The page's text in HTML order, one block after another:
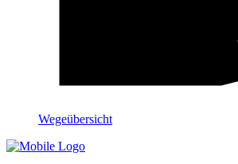
Wegeübersicht